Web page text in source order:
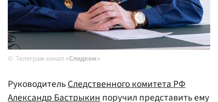
Телеграм-канал «Следком»
РуководительСледственного комитета РФ
Александр Бастрыкинпоручил представить ему